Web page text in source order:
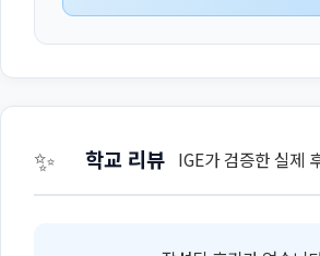
✨ 학교 리뷰 IGE가 검증한 실제